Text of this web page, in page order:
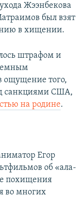
Жээнбекова
был взят
в хищении.
штрафом и
ощущение того,
санкциями США,
на родине.
Егор
об «ала-
похищения
во многих